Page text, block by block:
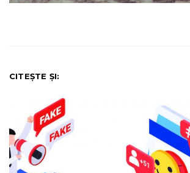
CITEȘTE ȘI: